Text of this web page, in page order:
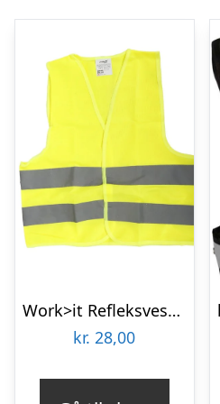
Work>it Refleksvest til børn
kr. 28,00